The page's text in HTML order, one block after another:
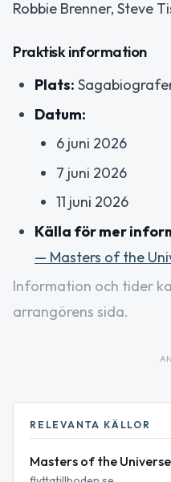
Robbie Brenner, Steve
Praktisk information
Plats:
Datum:
6 juni 2026
7 juni 2026
11 juni 2026
Källa för mer
— Masters of the
Information och tider
arrangörens sida.
RELEVANTA KÄLLOR
Masters of the